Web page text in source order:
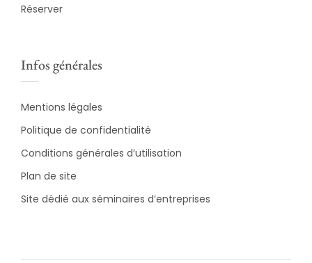
Réserver
Infos générales
Mentions légales
Politique de confidentialité
Conditions générales d’utilisation
Plan de site
Site dédié aux séminaires d’entreprises